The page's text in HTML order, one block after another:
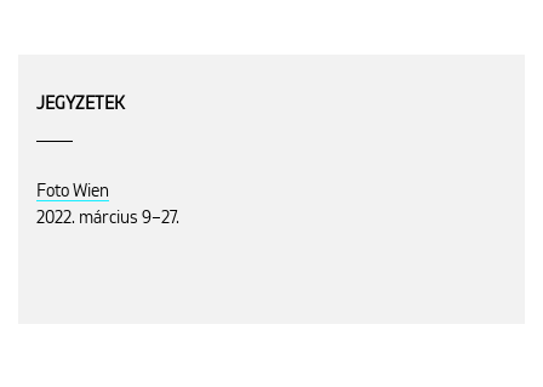
JEGYZETEK
Foto Wien
2022. március 9–27.